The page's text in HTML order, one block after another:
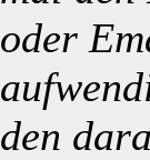
oder
den